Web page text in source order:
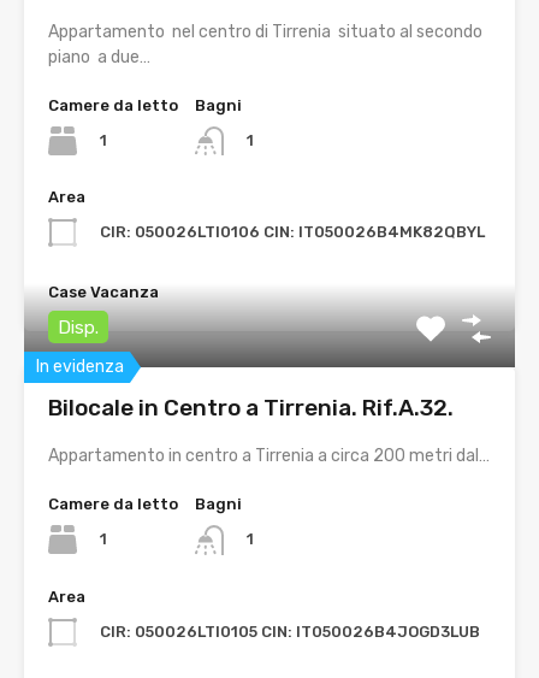
Appartamento nel centro di Tirrenia situato al secondo
piano a due…
Camere da letto
1
Bagni
1
Area
CIR: 050026LTI0106 CIN: IT050026B4MK82QBYL
Case Vacanza
In evidenza
Disp.
Bilocale in Centro a Tirrenia. Rif.A.32.
Appartamento in centro a Tirrenia a circa 200 metri dal…
Camere da letto
1
Bagni
1
Area
CIR: 050026LTI0105 CIN: IT050026B4JOGD3LUB